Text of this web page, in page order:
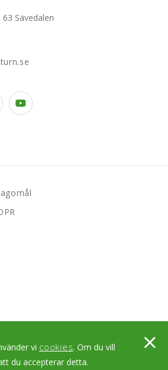
Sävedalen
vi cookies. Om du vill
du accepterar detta.